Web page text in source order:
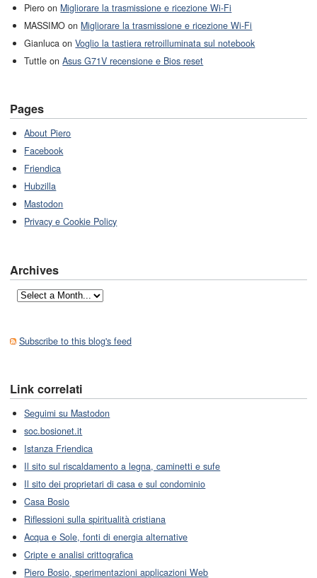
Piero on Migliorare la trasmissione e ricezione Wi-Fi
MASSIMO on Migliorare la trasmissione e ricezione Wi-Fi
Gianluca onVoglio la tastiera retroilluminata sul notebook
Tuttle onAsus G71V recensione e Bios reset
Pages
About Piero
Facebook
Friendica
Hubzilla
Mastodon
Privacy e Cookie Policy
Archives
Subscribe to this blog's feed
Link correlati
Seguimi su Mastodon
soc.bosionet.it
Istanza Friendica
Il sito sul riscaldamento a legna, caminetti e sufe
Il sito dei proprietari di casa e sul condominio
Casa Bosio
Riflessioni sulla spiritualità cristiana
Acqua e Sole, fonti di energia alternative
Cripte e analisi crittografica
Piero Bosio, sperimentazioni applicazioni Web